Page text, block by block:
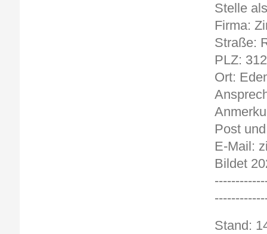
Stelle
Firma:
Straße:
PLZ:
Ort:
Post
E-Mail:
Bildet